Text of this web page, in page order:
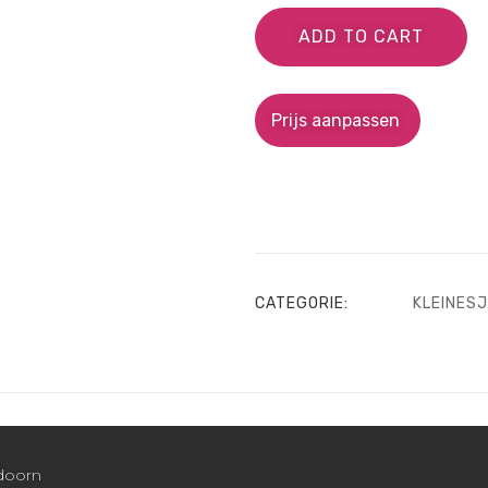
ADD TO CART
Prijs aanpassen
CATEGORIE: